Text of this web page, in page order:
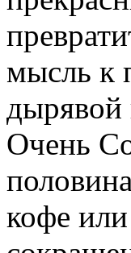
мысль к
Очень
кофе